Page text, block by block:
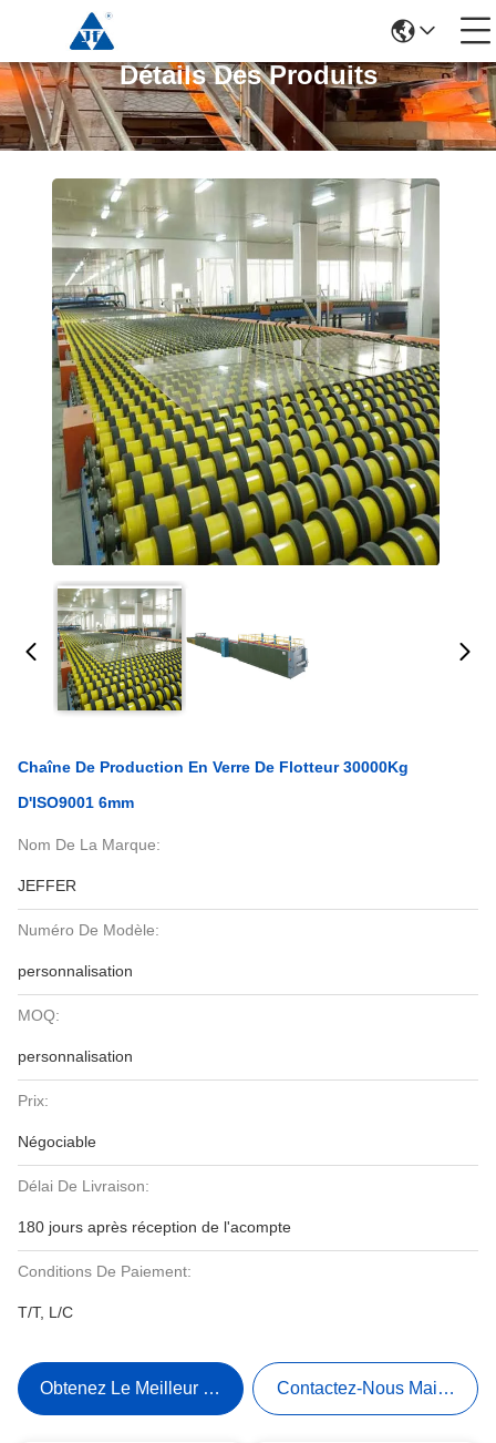
Détails Des Produits
Chaîne De Production En Verre De Flotteur 30000Kg
D'ISO9001 6mm
Nom De La Marque:
JEFFER
Numéro De Modèle:
personnalisation
MOQ:
personnalisation
Prix:
Négociable
Délai De Livraison:
180 jours après réception de l'acompte
Conditions De Paiement:
T/T, L/C
Obtenez Le Meilleur Prix Contactez-Nous Maintenant